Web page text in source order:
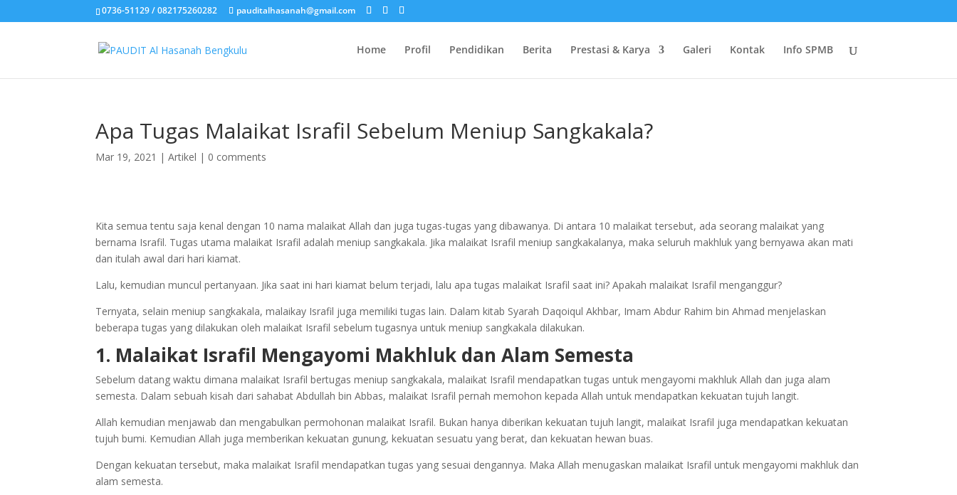
0736-51129 / 082175260282 pauditalhasanah@gmail.com
Home Profil Pendidikan Berita Prestasi & Karya Galeri Kontak Info SPMB
Apa Tugas Malaikat Israfil Sebelum Meniup Sangkakala?
Mar 19, 2021 |Artikel | 0 comments
Kita semua tentu saja kenal dengan 10 nama malaikat Allah dan juga tugas-tugas yang dibawanya. Di antara 10 malaikat tersebut, ada seorang malaikat yang
bernama Israfil. Tugas utama malaikat Israfil adalah meniup sangkakala. Jika malaikat Israfil meniup sangkakalanya, maka seluruh makhluk yang bernyawa akan mati
dan itulah awal dari hari kiamat.
Lalu, kemudian muncul pertanyaan. Jika saat ini hari kiamat belum terjadi, lalu apa tugas malaikat Israfil saat ini? Apakah malaikat Israfil menganggur?
Ternyata, selain meniup sangkakala, malaikay Israfil juga memiliki tugas lain. Dalam kitab Syarah Daqoiqul Akhbar, Imam Abdur Rahim bin Ahmad menjelaskan
beberapa tugas yang dilakukan oleh malaikat Israfil sebelum tugasnya untuk meniup sangkakala dilakukan.
1. Malaikat Israfil Mengayomi Makhluk dan Alam Semesta
Sebelum datang waktu dimana malaikat Israfil bertugas meniup sangkakala, malaikat Israfil mendapatkan tugas untuk mengayomi makhluk Allah dan juga alam
semesta. Dalam sebuah kisah dari sahabat Abdullah bin Abbas, malaikat Israfil pernah memohon kepada Allah untuk mendapatkan kekuatan tujuh langit.
Allah kemudian menjawab dan mengabulkan permohonan malaikat Israfil. Bukan hanya diberikan kekuatan tujuh langit, malaikat Israfil juga mendapatkan kekuatan
tujuh bumi. Kemudian Allah juga memberikan kekuatan gunung, kekuatan sesuatu yang berat, dan kekuatan hewan buas.
Dengan kekuatan tersebut, maka malaikat Israfil mendapatkan tugas yang sesuai dengannya. Maka Allah menugaskan malaikat Israfil untuk mengayomi makhluk dan
alam semesta.